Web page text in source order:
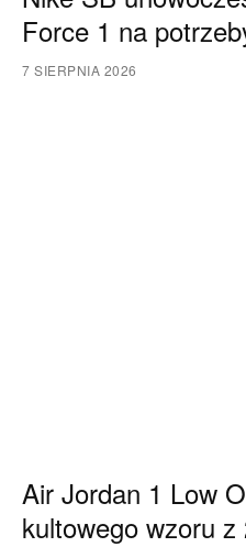
Force 1 na
7 SIERPNIA 2026
Air Jordan 1 Low
kultowego wzoru z